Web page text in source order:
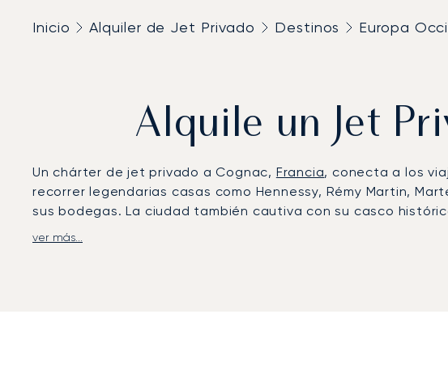
Inicio Alquiler de Jet Privado Destinos Europa
Alquile un Jet
Un chárter de jet privado a Cognac, Francia, conecta a los
recorrer legendarias casas como Hennessy, Rémy Martin,
sus bodegas. La ciudad también cautiva con su casco
LunaJets organiza vuelos privados al Aeropuerto
ver más...